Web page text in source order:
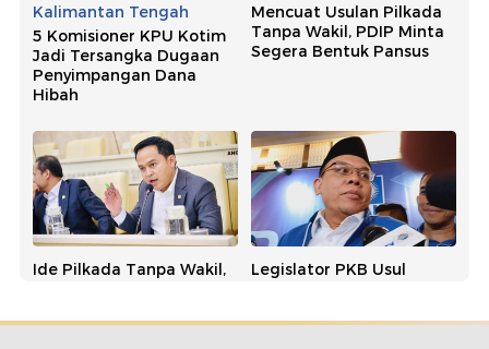
Kalimantan Tengah
5 Komisioner KPU Kotim
Jadi Tersangka Dugaan
Penyimpangan Dana
Hibah
Mencuat Usulan Pilkada
Tanpa Wakil, PDIP Minta
Segera Bentuk Pansus
Ide Pilkada Tanpa Wakil,
Kena OTT
Legislator PKB Usul
Simpatik